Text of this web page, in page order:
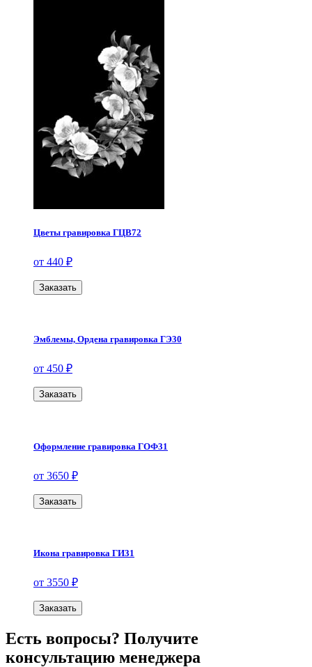
Цветы гравировка ГЦВ72
от 440 ₽
Заказать
Эмблемы, Ордена гравировка ГЭ30
от 450 ₽
Заказать
Оформление гравировка ГОФ31
от 3650 ₽
Заказать
Икона гравировка ГИ31
от 3550 ₽
Заказать
Есть вопросы? Получите
консультацию менеджера